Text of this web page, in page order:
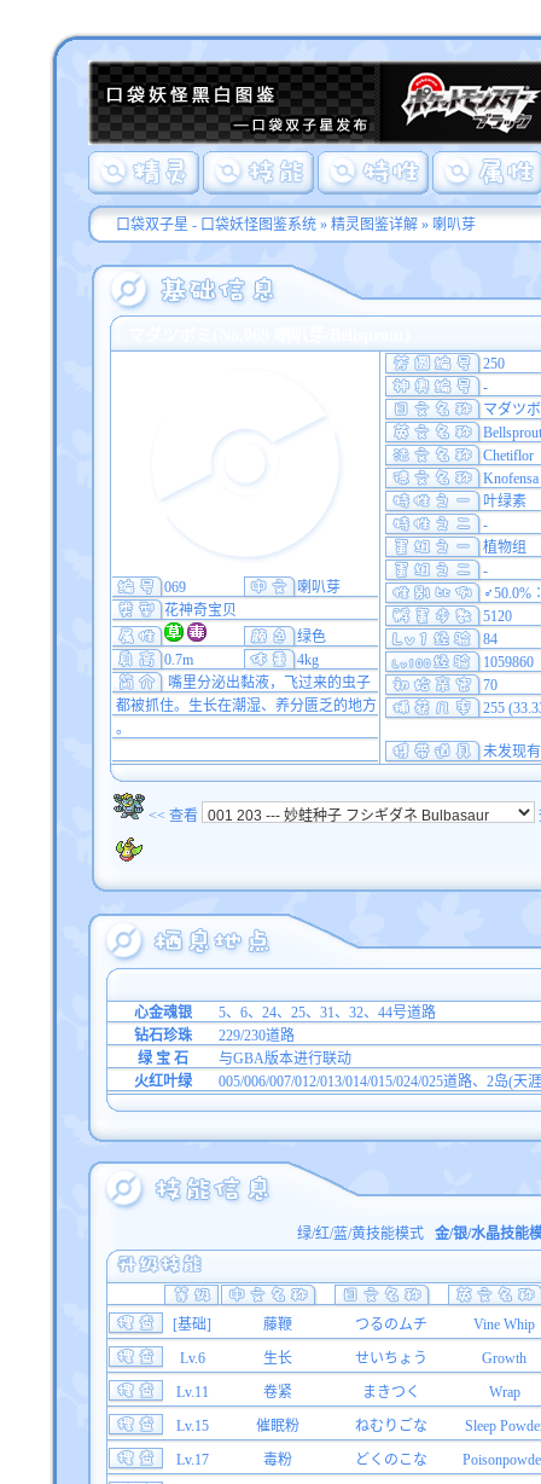
口袋双子星 - 口袋妖怪图鉴系统» 精灵图鉴详解» 喇叭芽
250
-
マダツ
Bellsprout
Chetiflor
Knofensa
叶绿素
-
植物组
-
5120
84
1059860
70
255
未发现
069
喇叭芽
花神奇宝贝
绿色
0.7m
4kg
嘴里分泌出黏液，飞过来的虫子
都被抓住。生长在潮湿、养分匮乏的地方
。
<< 查看
心金魂银
5、6、24、25、31、32、44号道路
钻石珍珠
229/230道路
绿 宝 石
与GBA版本进行联动
火红叶绿
005/006/007/012/013/014/015/024/025道路、2岛(
绿/红/蓝/黄技能模式 金/银/水晶技能
[基础] 藤鞭 つるのムチ
Vine Whip
Lv.6
生长 せいちょう
Growth
Lv.11
卷紧 まきつく
Wrap
Lv.15
催眠粉 ねむりごな
Sleep
Lv.17
毒粉 どくのこな